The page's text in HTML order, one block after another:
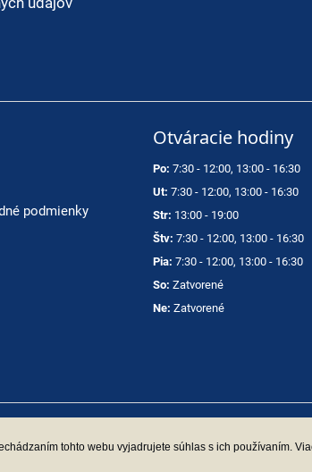
tohto webu vyjadrujete súhlas s ich používaním.
podmienky
Otváracie hodiny
Po: 7:30 - 12:00, 13:00 - 16:30
Ut: 7:30 - 12:00, 13:00 - 16:30
Str: 13:00 - 19:00
Štv: 7:30 - 12:00, 13:00 - 16:30
Pia: 7:30 - 12:00, 13:00 - 16:30
So: Zatvorené
Ne: Zatvorené